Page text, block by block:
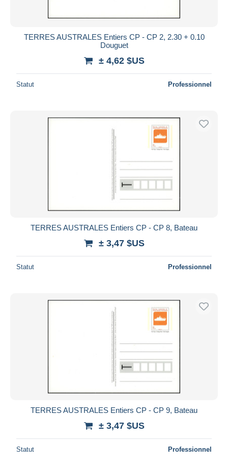
TERRES AUSTRALES Entiers CP - CP 2, 2.30 + 0.10
Douguet
± 4,62 $US
Statut Professionnel
TERRES AUSTRALES Entiers CP - CP 8, Bateau
± 3,47 $US
Statut Professionnel
TERRES AUSTRALES Entiers CP - CP 9, Bateau
± 3,47 $US
Statut Professionnel